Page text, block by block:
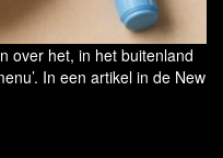
over het, in het buitenland
In een artikel in de New